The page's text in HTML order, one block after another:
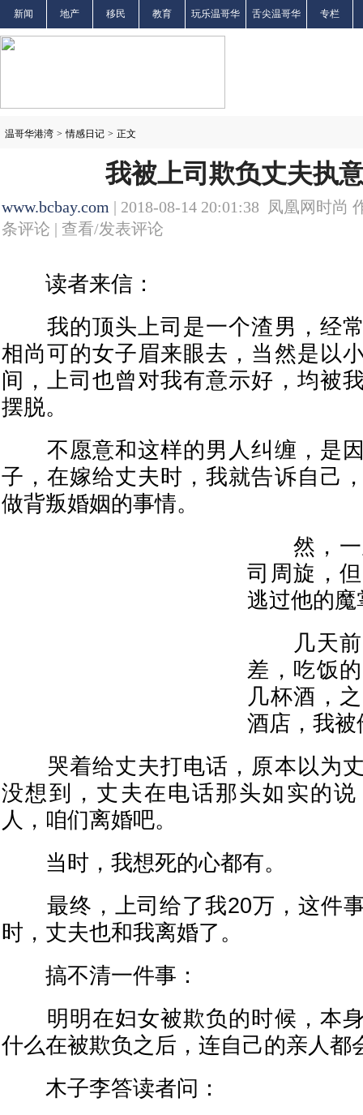
新闻 地产 移民 教育 玩乐温哥华 舌尖温哥华 专栏
温哥华港湾 > 情感日记 > 正文
我被上司欺负丈夫执
www.bcbay.com | 2018-08-14 20:01:38 凤凰网时尚
条评论 | 查看/发表评论
读者来信：
我的顶头上司是一个渣男，经常
相尚可的女子眉来眼去，当然是以
间，上司也曾对我有意示好，均被
摆脱。
不愿意和这样的男人纠缠，是因
子，在嫁给丈夫时，我就告诉自己
做背叛婚姻的事情。
然，一
司周旋，
逃过他的魔
几天前
差，吃饭
几杯酒，
酒店，我
哭着给丈夫打电话，原本以为丈
没想到，丈夫在电话那头如实的
人，咱们离婚吧。
当时，我想死的心都有。
最终，上司给了我20万，这件事
时，丈夫也和我离婚了。
搞不清一件事：
明明在妇女被欺负的时候，本身
什么在被欺负之后，连自己的亲人都
木子李答读者问：